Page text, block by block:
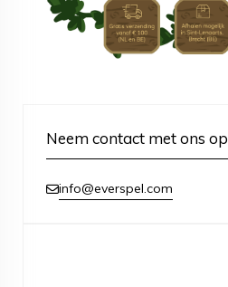
Neem contact met ons op
info@everspel.com